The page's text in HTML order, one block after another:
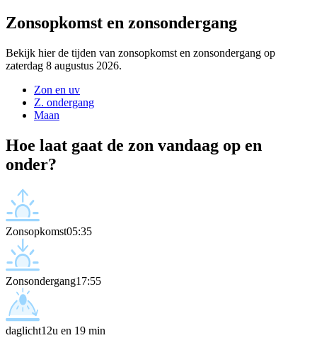
Zonsopkomst en zonsondergang
Bekijk hier de tijden van zonsopkomst en zonsondergang op
zaterdag 8 augustus 2026.
Zon en uv
Z. ondergang
Maan
Hoe laat gaat de zon vandaag op en
onder?
Zonsopkomst05:35
Zonsondergang17:55
daglicht12u en 19 min